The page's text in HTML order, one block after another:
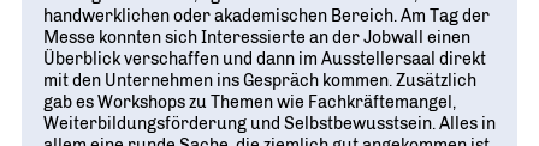
handwerklichen oder akademischen Bereich. Am Tag der
Messe konnten sich Interessierte an der Jobwall einen
Überblick verschaffen und dann im Ausstellersaal direkt
mit den Unternehmen ins Gespräch kommen. Zusätzlich
gab es Workshops zu Themen wie Fachkräftemangel,
Weiterbildungsförderung und Selbstbewusstsein. Alles in